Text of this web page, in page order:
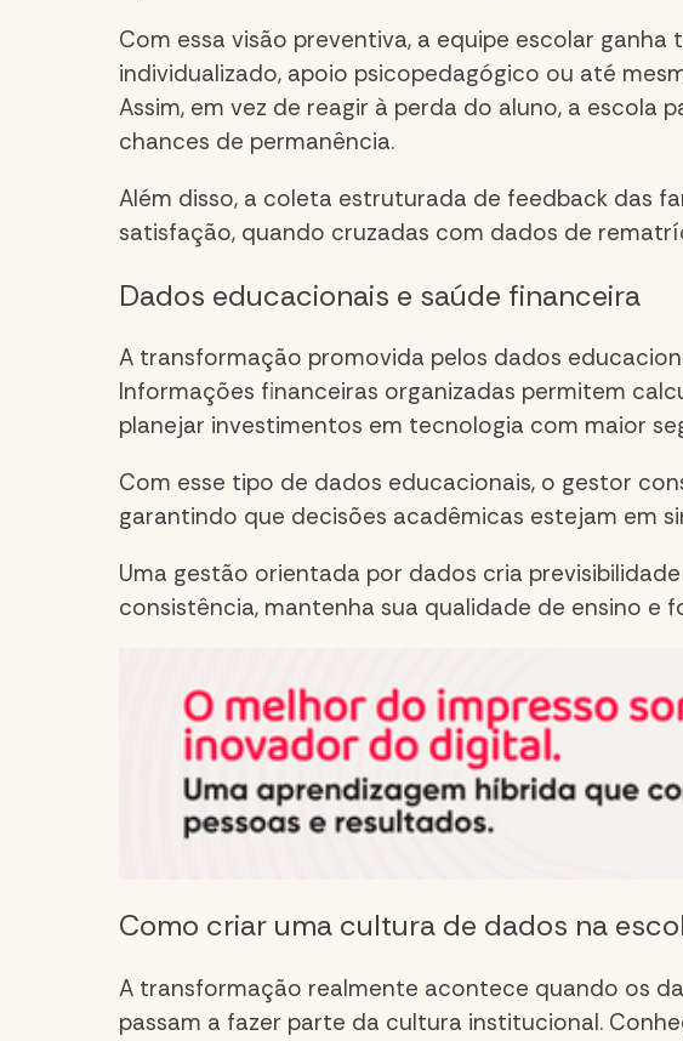
Com essa visão preventiva, a equipe escolar
individualizado, apoio psicopedagógico ou até
Assim, em vez de reagir à perda do aluno, a
chances de permanência.
Além disso, a coleta estruturada de feedback das
satisfação, quando cruzadas com dados de
Dados educacionais e saúde financeira
A transformação promovida pelos dados
Informações financeiras organizadas permitem
planejar investimentos em tecnologia com maior
Com esse tipo de dados educacionais, o gestor
garantindo que decisões acadêmicas estejam em
Uma gestão orientada por dados cria
consistência, mantenha sua qualidade de ensino
Como criar uma cultura de dados na
A transformação realmente acontece quando os
passam a fazer parte da cultura institucional.